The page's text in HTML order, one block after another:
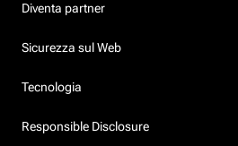
Diventa partner
Sicurezza sul Web
Tecnologia
Responsible Disclosure